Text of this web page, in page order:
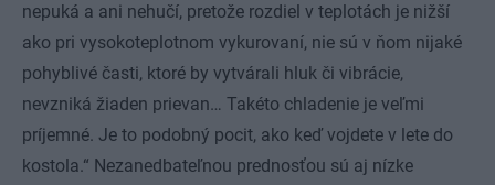
nepuká a ani nehučí, pretože rozdiel v teplotách je nižší
ako pri vysokoteplotnom vykurovaní, nie sú v ňom nijaké
pohyblivé časti, ktoré by vytvárali hluk či vibrácie,
nevzniká žiaden prievan… Takéto chladenie je veľmi
príjemné. Je to podobný pocit, ako keď vojdete v lete do
kostola.“ Nezanedbateľnou prednosťou sú aj nízke